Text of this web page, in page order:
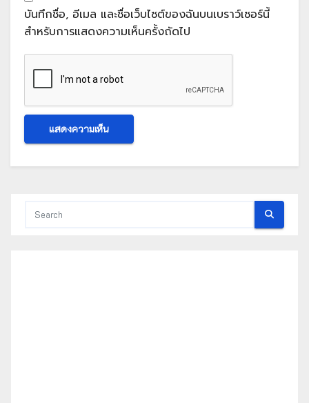
บันทึกชื่อ, อีเมล และชื่อเว็บไซต์ของฉันบนเบราว์เซอร์นี้
สำหรับการแสดงความเห็นครั้งถัดไป